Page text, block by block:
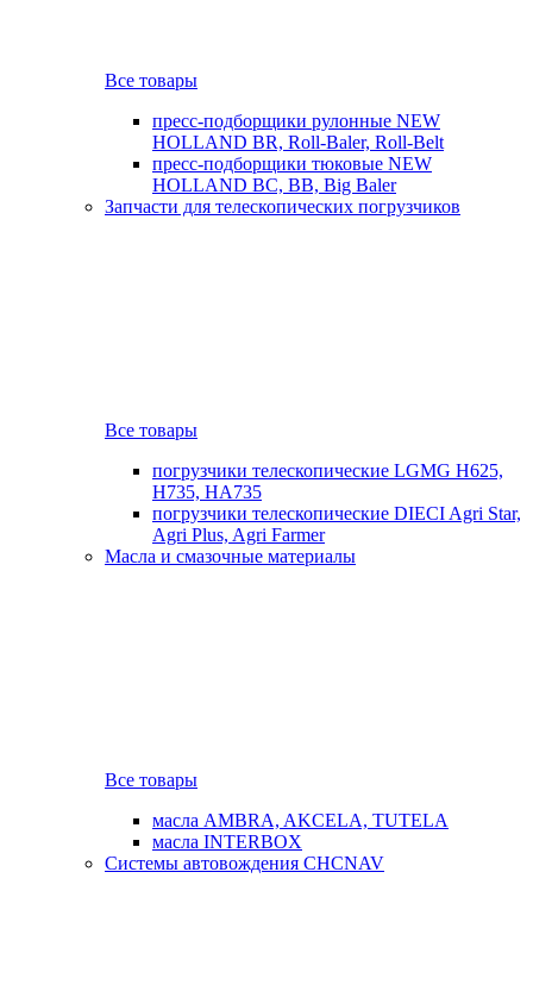
Все товары
пресс-подборщики рулонные NEW
HOLLAND BR, Roll-Baler, Roll-Belt
пресс-подборщики тюковые NEW
HOLLAND BC, BB, Big Baler
Запчасти для телескопических погрузчиков
Все товары
погрузчики телескопические LGMG H625,
H735, HA735
погрузчики телескопические DIECI Agri Star,
Agri Plus, Agri Farmer
Масла и смазочные материалы
Все товары
масла AMBRA, AKCELA, TUTELA
масла INTERBOX
Системы автовождения CHCNAV